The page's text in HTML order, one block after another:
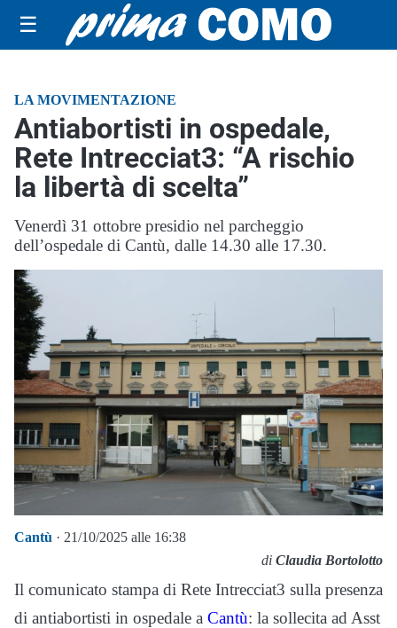
☰
LA MOVIMENTAZIONE
Antiabortisti in ospedale,
Rete Intrecciat3: “A rischio
la libertà di scelta”
Venerdì 31 ottobre presidio nel parcheggio
dell’ospedale di Cantù, dalle 14.30 alle 17.30.
Cantù · 21/10/2025 alle 16:38
di Claudia Bortolotto
Il comunicato stampa di Rete Intrecciat3 sulla presenza
di antiabortisti in ospedale a Cantù: la sollecita ad Asst